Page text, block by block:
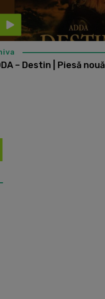
– Destin | Piesă nouă